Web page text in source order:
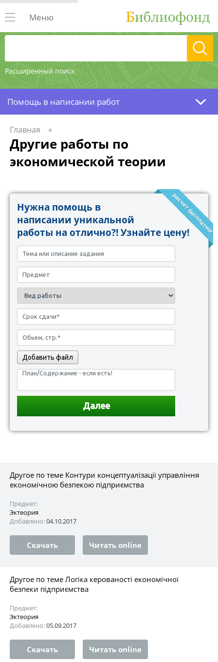
Расширенный поиск
Меню
Помощь в написании работ
Главная
Другие работы по
экономической теории
расчет бесплатно!
Нужна помощь в
написании уникальной
работы на отлично?! Узнайте цену!
Добавить файл
Другое по теме Контури концептуалізації управління
економічною безпекою підприємства
Предмет:
Эктеория
Добавлено:04.10.2017
Скачать Читать online
Другое по теме Логіка керованості економічної
безпеки підприємства
Предмет:
Эктеория
Добавлено:05.09.2017
Скачать Читать online